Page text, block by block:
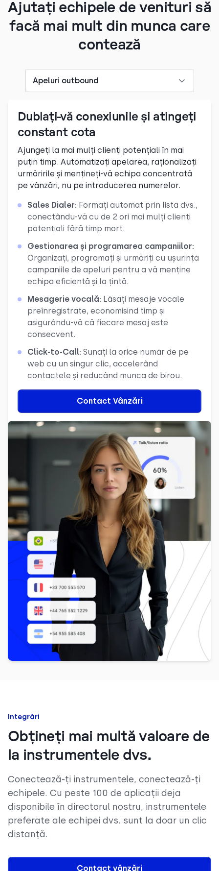
Ajutați echipele de venituri să
facă mai mult din munca care
contează
Apeluri outbound
Dublați-vă conexiunile și atingeți
constant cota
Ajungeți la mai mulți clienți potențiali în mai
puțin timp. Automatizați apelarea, raționalizați
urmăririle și mențineți-vă echipa concentrată
pe vânzări, nu pe introducerea numerelor.
Sales Dialer: Formați automat prin lista dvs.,
conectându-vă cu de 2 ori mai mulți clienți
potențiali fără timp mort.
Gestionarea și programarea campaniilor:
Organizați, programați și urmăriți cu ușurință
campaniile de apeluri pentru a vă menține
echipa eficientă și la țintă.
Mesagerie vocală: Lăsați mesaje vocale
preînregistrate, economisind timp și
asigurându-vă că fiecare mesaj este
consecvent.
Click-to-Call: Sunați la orice număr de pe
web cu un singur clic, accelerând
contactele și reducând munca de birou.
Contact Vânzări
Integrări
Obțineți mai multă valoare de
la instrumentele dvs.
Conectează-ți instrumentele, conectează-ți
echipele. Cu peste 100 de aplicații deja
disponibile în directorul nostru, instrumentele
preferate ale echipei dvs. sunt la doar un clic
distanță.
Contact vânzări